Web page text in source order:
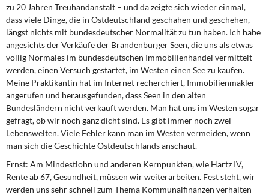
zu 20 Jahren Treuhandanstalt – und da zeigte sich wieder einmal,
dass viele Dinge, die in Ostdeutschland geschahen und geschehen,
längst nichts mit bundesdeutscher Normalität zu tun haben. Ich habe
angesichts der Verkäufe der Brandenburger Seen, die uns als etwas
völlig Normales im bundesdeutschen Immobilienhandel vermittelt
werden, einen Versuch gestartet, im Westen einen See zu kaufen.
Meine Praktikantin hat im Internet recherchiert, Immobilienmakler
angerufen und herausgefunden, dass Seen in den alten
Bundesländern nicht verkauft werden. Man hat uns im Westen sogar
gefragt, ob wir noch ganz dicht sind. Es gibt immer noch zwei
Lebenswelten. Viele Fehler kann man im Westen vermeiden, wenn
man sich die Geschichte Ostdeutschlands anschaut.
Ernst: Am Mindestlohn und anderen Kernpunkten, wie Hartz IV,
Rente ab 67, Gesundheit, müssen wir weiterarbeiten. Fest steht, wir
werden uns sehr schnell zum Thema Kommunalfinanzen verhalten